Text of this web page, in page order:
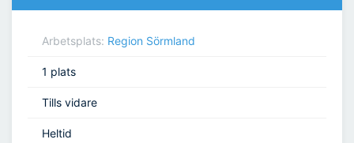
Arbetsplats: Region Sörmland
1 plats
Tills vidare
Heltid